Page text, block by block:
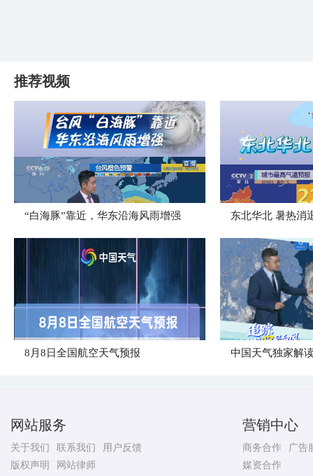
推荐视频
“白海豚”靠近，华东沿海风雨增强 东北华北 暑热消
8月8日全国航空天气预报 中国天气独家解
网站服务
关于我们 联系我们
用户反馈
版权声明
网站律师
营销中心
商务合作
广告
媒资合作